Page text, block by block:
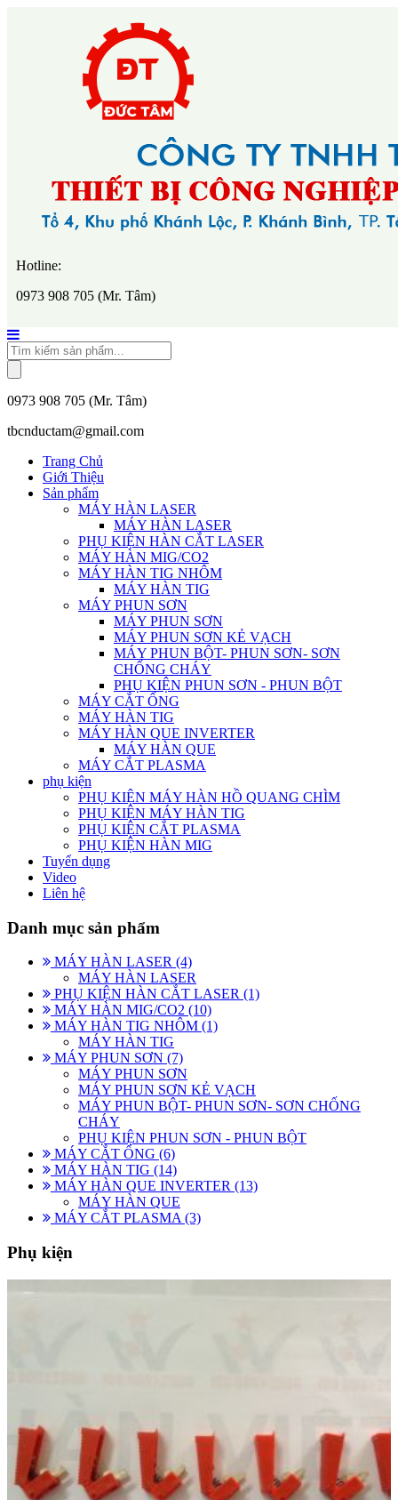
Hotline:
0973 908 705 (Mr. Tâm)
0973 908 705 (Mr. Tâm)
tbcnductam@gmail.com
Trang Chủ
Giới Thiệu
Sản phẩm
MÁY HÀN LASER
MÁY HÀN LASER
PHỤ KIỆN HÀN CẮT LASER
MÁY HÀN MIG/CO2
MÁY HÀN TIG NHÔM
MÁY HÀN TIG
MÁY PHUN SƠN
MÁY PHUN SƠN
MÁY PHUN SƠN KẺ VẠCH
MÁY PHUN BỘT- PHUN SƠN- SƠN
CHỐNG CHÁY
PHỤ KIỆN PHUN SƠN - PHUN BỘT
MÁY CẮT ỐNG
MÁY HÀN TIG
MÁY HÀN QUE INVERTER
MÁY HÀN QUE
MÁY CẮT PLASMA
phụ kiện
PHỤ KIỆN MÁY HÀN HỒ QUANG CHÌM
PHỤ KIỆN MÁY HÀN TIG
PHỤ KIỆN CẮT PLASMA
PHỤ KIỆN HÀN MIG
Tuyển dụng
Video
Liên hệ
Danh mục sản phẩm
MÁY HÀN LASER (4)
MÁY HÀN LASER
PHỤ KIỆN HÀN CẮT LASER (1)
MÁY HÀN MIG/CO2 (10)
MÁY HÀN TIG NHÔM (1)
MÁY HÀN TIG
MÁY PHUN SƠN (7)
MÁY PHUN SƠN
MÁY PHUN SƠN KẺ VẠCH
MÁY PHUN BỘT- PHUN SƠN- SƠN CHỐNG
CHÁY
PHỤ KIỆN PHUN SƠN - PHUN BỘT
MÁY CẮT ỐNG (6)
MÁY HÀN TIG (14)
MÁY HÀN QUE INVERTER (13)
MÁY HÀN QUE
MÁY CẮT PLASMA (3)
Phụ kiện